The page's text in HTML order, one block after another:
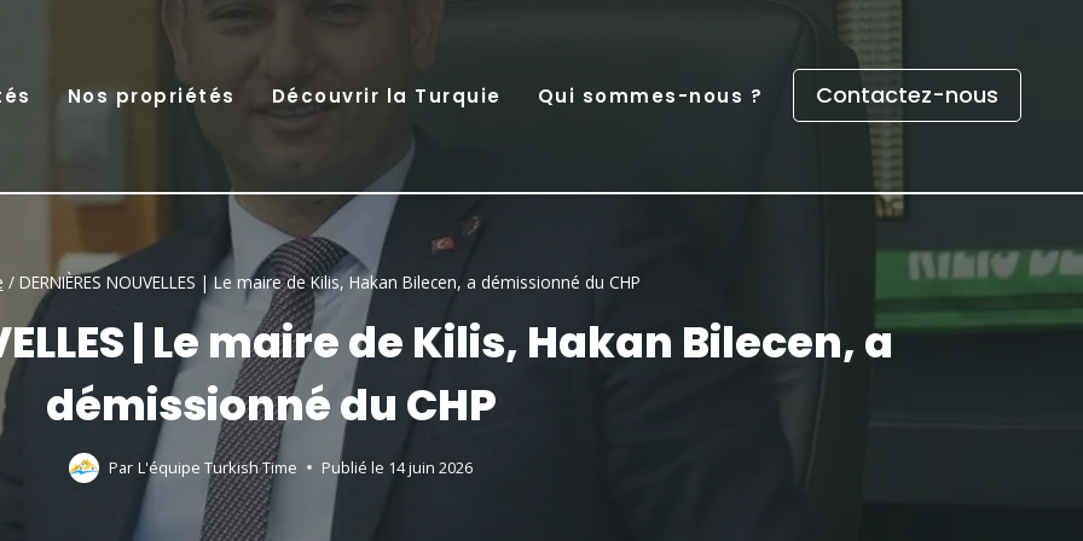
Nos propriétés Découvrir la Turquie Qui sommes-nous ? Contactez-nous
/ DERNIÈRES NOUVELLES | Le maire de Kilis, Hakan Bilecen, a démissionné du CHP
| Le maire de Kilis, Hakan Bilecen, a
démissionné du CHP
Par L'équipe Turkish Time Publié le 14 juin 2026